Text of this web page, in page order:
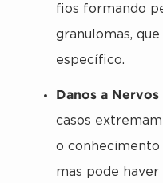
fios formando
granulomas,
específico.
Danos a Nervos
casos
o conhecimento
mas pode haver